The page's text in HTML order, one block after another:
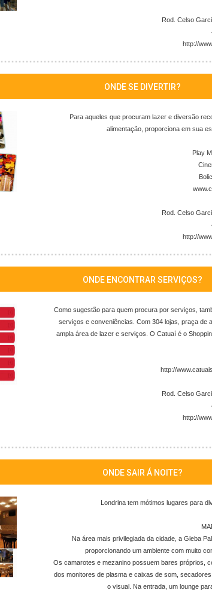
Rod. Celso
http://
ONDE SE DIVERTIR?
Para aqueles que procuram lazer e diversão
alimentação, proporciona em sua
Play
Rod. Celso
http://
ONDE ENCONTRAR SERVIÇOS?
Como sugestão para quem procura por serviços,
serviços e conveniências. Com 304 lojas, praça de
ampla área de lazer e serviços. O Catuaí é o
http://
Rod. Celso
http://
ONDE SAIR Á NOITE?
Londrina tem mótimos lugares para
Na área mais privilegiada da cidade, a Gleba
proporcionando um ambiente com muito
Os camarotes e mezanino possuem bares próprios,
dos monitores de plasma e caixas de som,
o visual. Na entrada, um lounge